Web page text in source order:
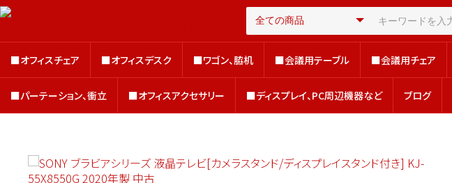
■オフィスチェア ■オフィスデスク ■ワゴン、脇机 ■会議用テーブル ■会議用チェア
■パーテーション、衝立 ■オフィスアクセサリー ■ディスプレイ、PC周辺機器など ブログ
■オフィスチェア ■オフィスデスク ■ワゴン、脇机 ■会議用テーブル ■会議用チェア
■パーテーション、衝立 ■オフィスアクセサリー ■ディスプレイ、PC周辺機器など ブログ